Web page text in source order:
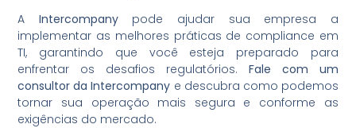
A Intercompanypode ajudar sua empresa a
implementar as melhores práticas de compliance em
TI, garantindo que você esteja preparado para
enfrentar os desafios regulatórios. Fale com um
consultor da Intercompany e descubra como podemos
tornar sua operação mais segura e conforme as
exigências do mercado.